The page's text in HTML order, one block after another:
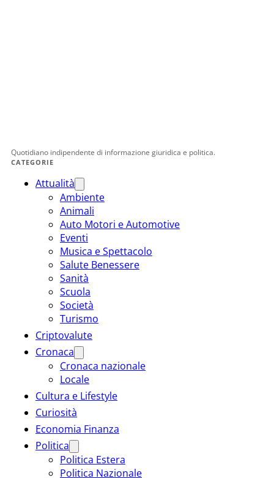
Quotidiano indipendente di informazione giuridica e politica.
CATEGORIE
Attualità
Ambiente
Animali
Auto Motori e Automotive
Eventi
Musica e Spettacolo
Salute Benessere
Sanità
Scuola
Società
Turismo
Criptovalute
Cronaca
Cronaca nazionale
Locale
Cultura e Lifestyle
Curiosità
Economia Finanza
Politica
Politica Estera
Politica Nazionale